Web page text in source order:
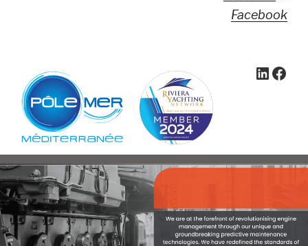
Facebook